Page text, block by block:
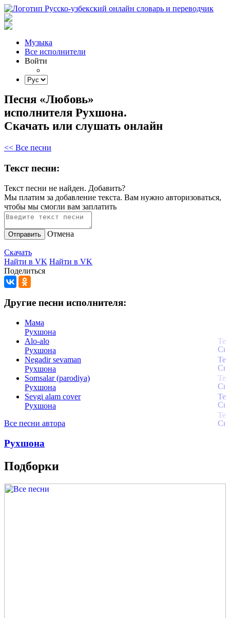
Музыка
Все исполнители
Войти
Песня «Любовь»
исполнителя Рухшона.
Скачать или слушать онлайн
<< Все песни
Текст песни:
Текст песни не найден. Добавить?
Мы платим за добавление текста. Вам нужно авторизоваться,
чтобы мы смогли вам заплатить
Отправить Отмена
Скачать
Найти в VK Найти в VK
Поделиться
Другие песни исполнителя:
Мама
Рухшона
Alo-alo
Рухшона
Negadir sevaman
Рухшона
Somsalar (parodiya)
Рухшона
Sevgi alam cover
Рухшона
Все песни автора
Рухшона
Подборки